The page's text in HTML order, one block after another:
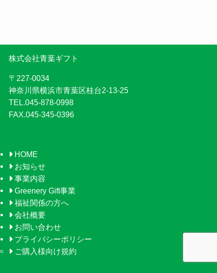
株式会社青葉ギフト
〒227-0034
神奈川県横浜市青葉区桂台2-13-25
TEL.045-878-0998
FAX.045-345-0396
HOME
お知らせ
事業内容
Greenery Gift事業
福祉関係の方へ
会社概要
お問い合わせ
プライバシーポリシー
ご購入様向け規約